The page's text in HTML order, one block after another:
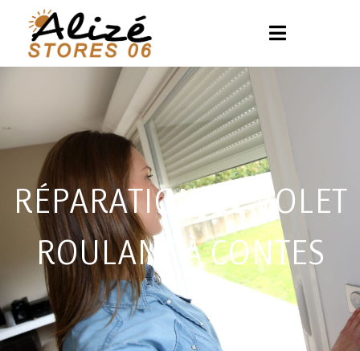
RÉPARATION DE VOLET
ROULANT À CONTES